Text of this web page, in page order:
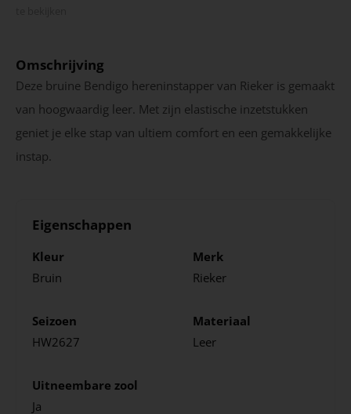
Omschrijving
Deze bruine Bendigo hereninstapper van Rieker is gemaakt
van hoogwaardig leer. Met zijn elastische inzetstukken
geniet je elke stap van ultiem comfort en een gemakkelijke
instap.
Eigenschappen
Kleur
Bruin
Merk
Rieker
Seizoen
HW2627
Materiaal
Leer
Uitneembare zool
Ja